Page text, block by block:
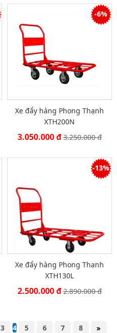
-6%
Xe đẩy hàng Phong Thạnh
XTH200N
3.050.000 đ3.250.000 đ
-13%
Xe đẩy hàng Phong Thạnh
XTH130L
2.500.000 đ2.890.000 đ
3 4 5 6 7 8